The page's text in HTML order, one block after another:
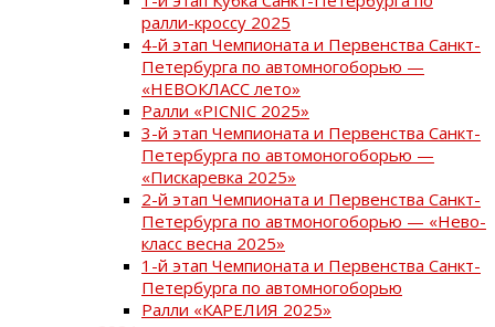
ралли-кроссу 2025
4-й этап Чемпионата и Первенства Санкт-
Петербурга по автомногоборью —
«НЕВОКЛАСС лето»
Ралли «PICNIC 2025»
3-й этап Чемпионата и Первенства Санкт-
Петербурга по автомоногоборью —
«Пискаревка 2025»
2-й этап Чемпионата и Первенства Санкт-
Петербурга по автмоногоборью — «Нево-
класс весна 2025»
1-й этап Чемпионата и Первенства Санкт-
Петербурга по автомногоборью
Ралли «КАРЕЛИЯ 2025»